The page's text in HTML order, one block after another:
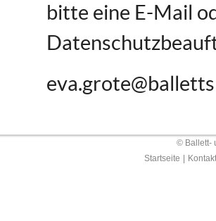
bitte eine E-Mail
© Ballett-
Startseite
Kontakt